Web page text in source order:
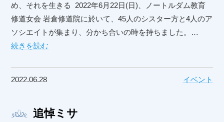
め、それを生きる 2022年6月22日(日)、ノートルダム教育
修道女会 岩倉修道院に於いて、45人のシスター方と4人のア
ソシエイトが集まり、分かち合いの時を持ちました。…
続きを読む
2022.06.28 イベント
追悼ミサ